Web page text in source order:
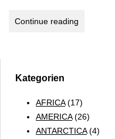
Continue reading
the
Kategorien
AFRICA(17)
AMERICA(26)
ANTARCTICA(4)